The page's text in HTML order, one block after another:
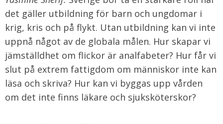
det gäller utbildning för barn och ungdomar i
krig, kris och på flykt. Utan utbildning kan vi inte
uppnå något av de globala målen. Hur skapar vi
jämställdhet om flickor är analfabeter? Hur får vi
slut på extrem fattigdom om människor inte kan
läsa och skriva? Hur kan vi byggas upp vården
om det inte finns läkare och sjuksköterskor?